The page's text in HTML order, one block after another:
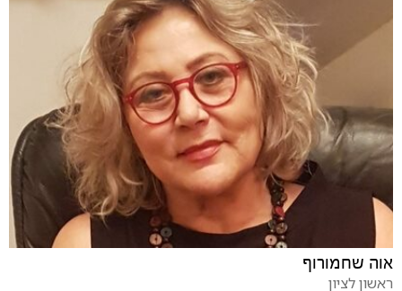
אוה שחמורוף
ראשון לציון